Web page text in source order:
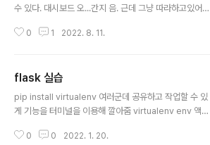
수 있다. 대시보드 오...간지 음. 근데 그냥 따라하고있어서
s://www.kaggle.com/ Kaggle: Your Machine Lea
owerful tools and resources to help you achiev
e your data science goals. www.kaggle.com htt
ps://www.data.go.kr/ 공공데이터 포털 국가에서 보유
성화에 ..
0 1 2022. 8. 11.
flask 실습
pip install virtualenv 여러군데 공유하고 작업할 수 있
게 기능을 터미널을 이용해 깔아줌 virtualenv env 액티
안되어가지고는 스택오버플로우 당근찾아줌 다음. fpip3 i
0 0 2022. 1. 20.